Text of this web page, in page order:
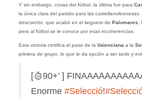
Y sin embargo, cosas del fútbol, la última fue para
la única clara del partido para las
descuento, que acabó en el larguero de Palomares.
pero al fútbol se le conoce por esas incoherencias.
Esta victoria certifica el pase de la Valencianaa la
primera de grupo, lo que le da opción a ser sede y
[
90+’ ]
Enorme #Selecció!